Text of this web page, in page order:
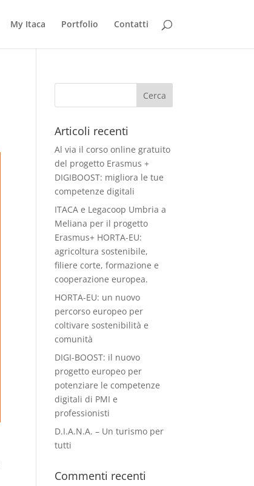
My Itaca Portfolio Contatti
Articoli recenti
Al via il corso online gratuito
del progetto Erasmus +
DIGIBOOST: migliora le tue
competenze digitali
ITACA e Legacoop Umbria a
Meliana per il progetto
Erasmus+ HORTA-EU:
agricoltura sostenibile,
filiere corte, formazione e
cooperazione europea.
HORTA-EU: un nuovo
percorso europeo per
coltivare sostenibilità e
comunità
DIGI-BOOST: il nuovo
progetto europeo per
potenziare le competenze
digitali di PMI e
professionisti
D.I.A.N.A. – Un turismo per
tutti
Commenti recenti